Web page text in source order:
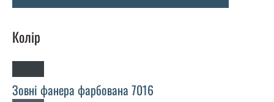
Колір
Зовні фанера фарбована 7016